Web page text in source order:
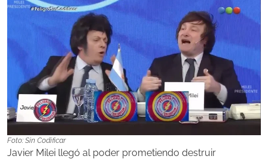
Foto: Sin Codificar
Javier Milei llegó al poder prometiendo destruir